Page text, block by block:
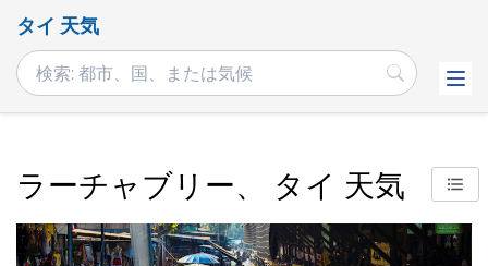
タイ 天気
ラーチャブリー、 タイ 天気